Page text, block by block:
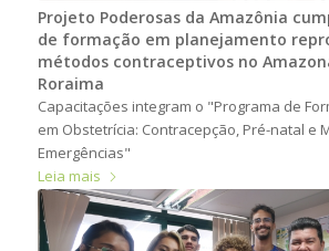
Projeto Poderosas da Amazônia
de formação em planejamento
métodos contraceptivos no
Roraima
Capacitações integram o "Programa de
em Obstetrícia: Contracepção, Pré-natal e
Emergências"
Leia mais